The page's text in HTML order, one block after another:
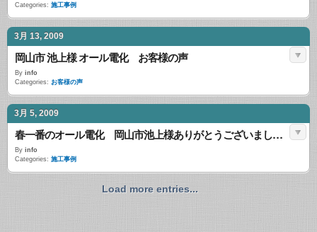
Categories: 施工事例
3月 13, 2009
岡山市 池上様 オール電化 お客様の声
By info
Categories: お客様の声
3月 5, 2009
春一番のオール電化 岡山市池上様ありがとうございました。
By info
Categories: 施工事例
Load more entries...